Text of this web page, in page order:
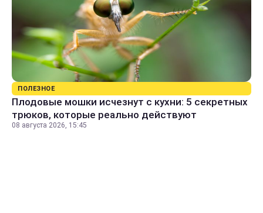
ПОЛЕЗНОЕ
Плодовые мошки исчезнут с кухни: 5 секретных
трюков, которые реально действуют
08 августа 2026, 15:45